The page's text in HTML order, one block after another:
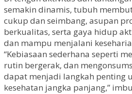
semakin dinamis, tubuh
cukup dan seimbang, asupan
berkualitas, serta gaya hidup
dan mampu menjalani
“Kebiasaan sederhana seperti
rutin bergerak, dan
dapat menjadi langkah penting
kesehatan jangka panjang,”